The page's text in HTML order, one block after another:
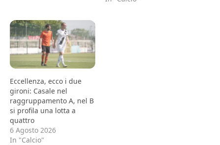
Eccellenza, ecco i due
gironi: Casale nel
raggruppamento A, nel B
si profila una lotta a
quattro
6 Agosto 2026
In "Calcio"